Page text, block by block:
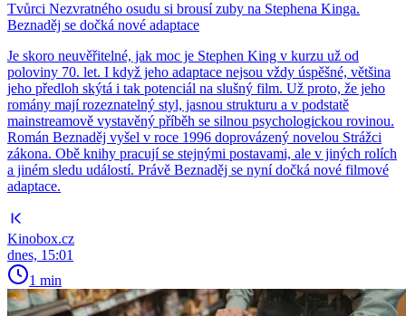
Tvůrci Nezvratného osudu si brousí zuby na Stephena Kinga.
Beznaděj se dočká nové adaptace
Je skoro neuvěřitelné, jak moc je Stephen King v kurzu už od
poloviny 70. let. I když jeho adaptace nejsou vždy úspěšné, většina
jeho předloh skýtá i tak potenciál na slušný film. Už proto, že jeho
romány mají rozeznatelný styl, jasnou strukturu a v podstatě
mainstreamově vystavěný příběh se silnou psychologickou rovinou.
Román Beznaděj vyšel v roce 1996 doprovázený novelou Strážci
zákona. Obě knihy pracují se stejnými postavami, ale v jiných rolích
a jiném sledu událostí. Právě Beznaděj se nyní dočká nové filmové
adaptace.
Kinobox.cz
dnes, 15:01
1 min